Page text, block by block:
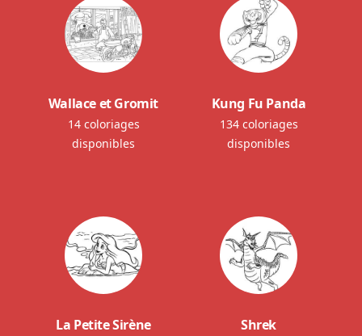
Wallace et Gromit
14 coloriages
disponibles
Kung Fu Panda
134 coloriages
disponibles
La Petite Sirène Shrek